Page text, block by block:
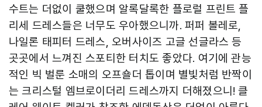
수트는 더없이 쿨했으며 알록달록한 플로럴 프린트 플
리세 드레스들은 너무도 우아했으니까. 퍼퍼 볼레로,
나일론 태피터 드레스, 오버사이즈 고글 선글라스 등
곳곳에서 느껴진 스포티한 터치도 좋았다. 여기에 관능
적인 빅 벌룬 소매의 오프숄더 톱이며 별빛처럼 반짝이
는 크리스털 엠브로이더리 드레스까지 더해졌으니! 클